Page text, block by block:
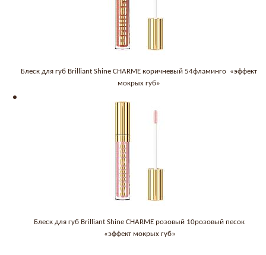
Блеск для губ Brilliant Shine CHARME коричневый 54фламинго «эффект
мокрых губ»
Блеск для губ Brilliant Shine CHARME розовый 10розовый песок
«эффект мокрых губ»